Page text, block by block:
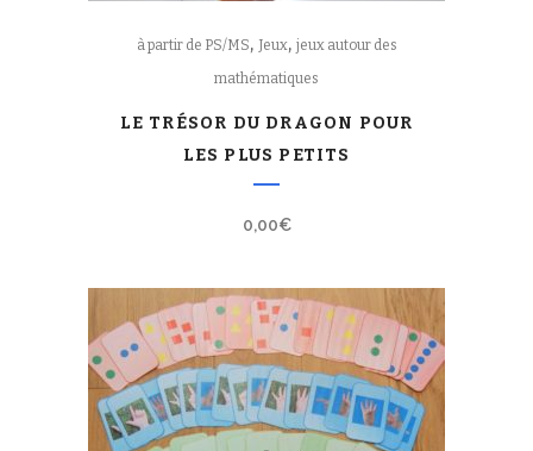
à partir de PS/MS, Jeux, jeux autour des
mathématiques
LE TRÉSOR DU DRAGON POUR
LES PLUS PETITS
0,00€